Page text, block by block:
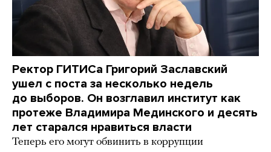
Ректор ГИТИСа Григорий Заславский
ушел с поста за несколько недель
до выборов. Он возглавил институт как
протеже Владимира Мединского и десять
лет старался нравиться власти
Теперь его могут обвинить в коррупции